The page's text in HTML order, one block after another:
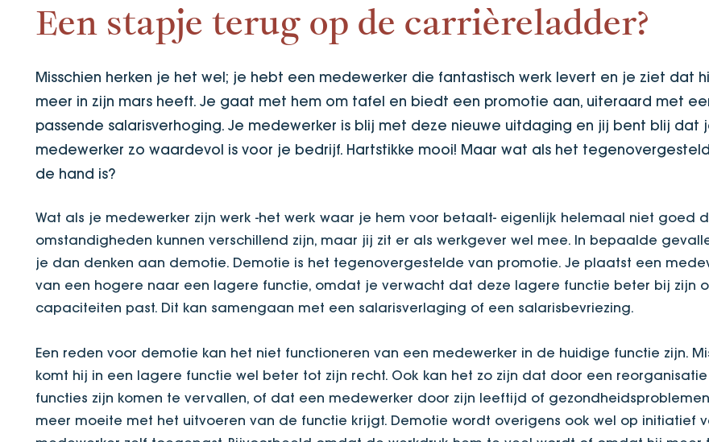
Een stapje terug op de carrièreladder?
Misschien herken je het wel; je hebt een medewerker die fantastisch werk levert en je ziet dat
meer in zijn mars heeft. Je gaat met hem om tafel en biedt een promotie aan, uiteraard met
passende salarisverhoging. Je medewerker is blij met deze nieuwe uitdaging en jij bent blij dat
medewerker zo waardevol is voor je bedrijf. Hartstikke mooi! Maar wat als het
de hand is?
Wat als je medewerker zijn werk -het werk waar je hem voor betaalt- eigenlijk helemaal niet goed
omstandigheden kunnen verschillend zijn, maar jij zit er als werkgever wel mee. In bepaalde
je dan denken aan demotie. Demotie is het tegenovergestelde van promotie. Je plaatst een
van een hogere naar een lagere functie, omdat je verwacht dat deze lagere functie beter bij zijn
capaciteiten past. Dit kan samengaan met een salarisverlaging of een salarisbevriezing.
Een reden voor demotie kan het niet functioneren van een medewerker in de huidige functie zijn.
komt hij in een lagere functie wel beter tot zijn recht. Ook kan het zo zijn dat door een reorganisatie
functies zijn komen te vervallen, of dat een medewerker door zijn leeftijd of
meer moeite met het uitvoeren van de functie krijgt. Demotie wordt overigens ook wel op initiatief